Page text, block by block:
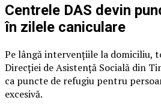
Centrele DAS devin
în zilele caniculare
Pe lângă intervențiile la domiciliu,
Direcției de Asistență Socială din
ca puncte de refugiu pentru
excesivă.